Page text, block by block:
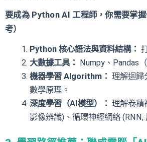
要成為 Python AI 工程師，你需要掌
考）
Python 核心語法與資料結構：
大數據工具：
Numpy、Pandas
機器學習 Algorithm： 理解迴歸
數學原理。
深度學習（AI模型）： 理解卷積
影像辨識)、循環神經網絡 (RNN,